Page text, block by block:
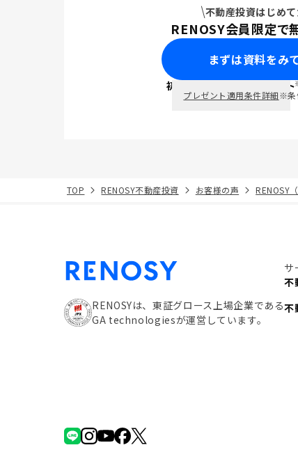
不動産投資はじめ
RENOSY会員限定で
まずは資料をみ
初回面談で ポイント
プレゼント適用条件詳細※条
TOP RENOSY不動産投資 お客様の声 RENOSY
RENOSYは、東証グロース上場企業である
GA technologiesが運営しています。
サ
不
不